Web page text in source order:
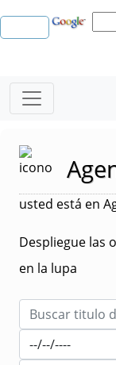
usted está en
Despliegue las
en la lupa